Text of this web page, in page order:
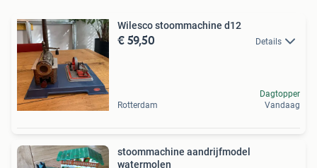
Wilesco stoommachine d12
€ 59,50 Details
Rotterdam
Dagtopper
Vandaag
stoommachine aandrijfmodel
watermolen